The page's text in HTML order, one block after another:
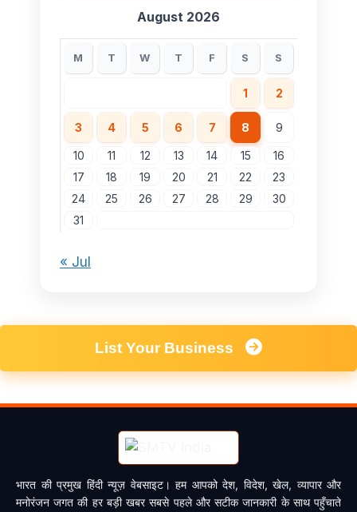
August 2026
M T W T F S S
1 2
3 4 5 6 7 8 9
10 11 12 13 14 15
16
17
18 19 20 21 22
23
24
25 26 27 28 29
30
31
« Jul
List Your Business
भारत की प्रमुख हिंदी न्यूज़ वेबसाइट। हम आपको देश, विदेश, खेल, व्यापार और
मनोरंजन जगत की हर बड़ी खबर सबसे पहले और सटीक जानकारी के साथ पहुँचाते